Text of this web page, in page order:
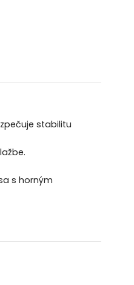
stabilitu
s horným